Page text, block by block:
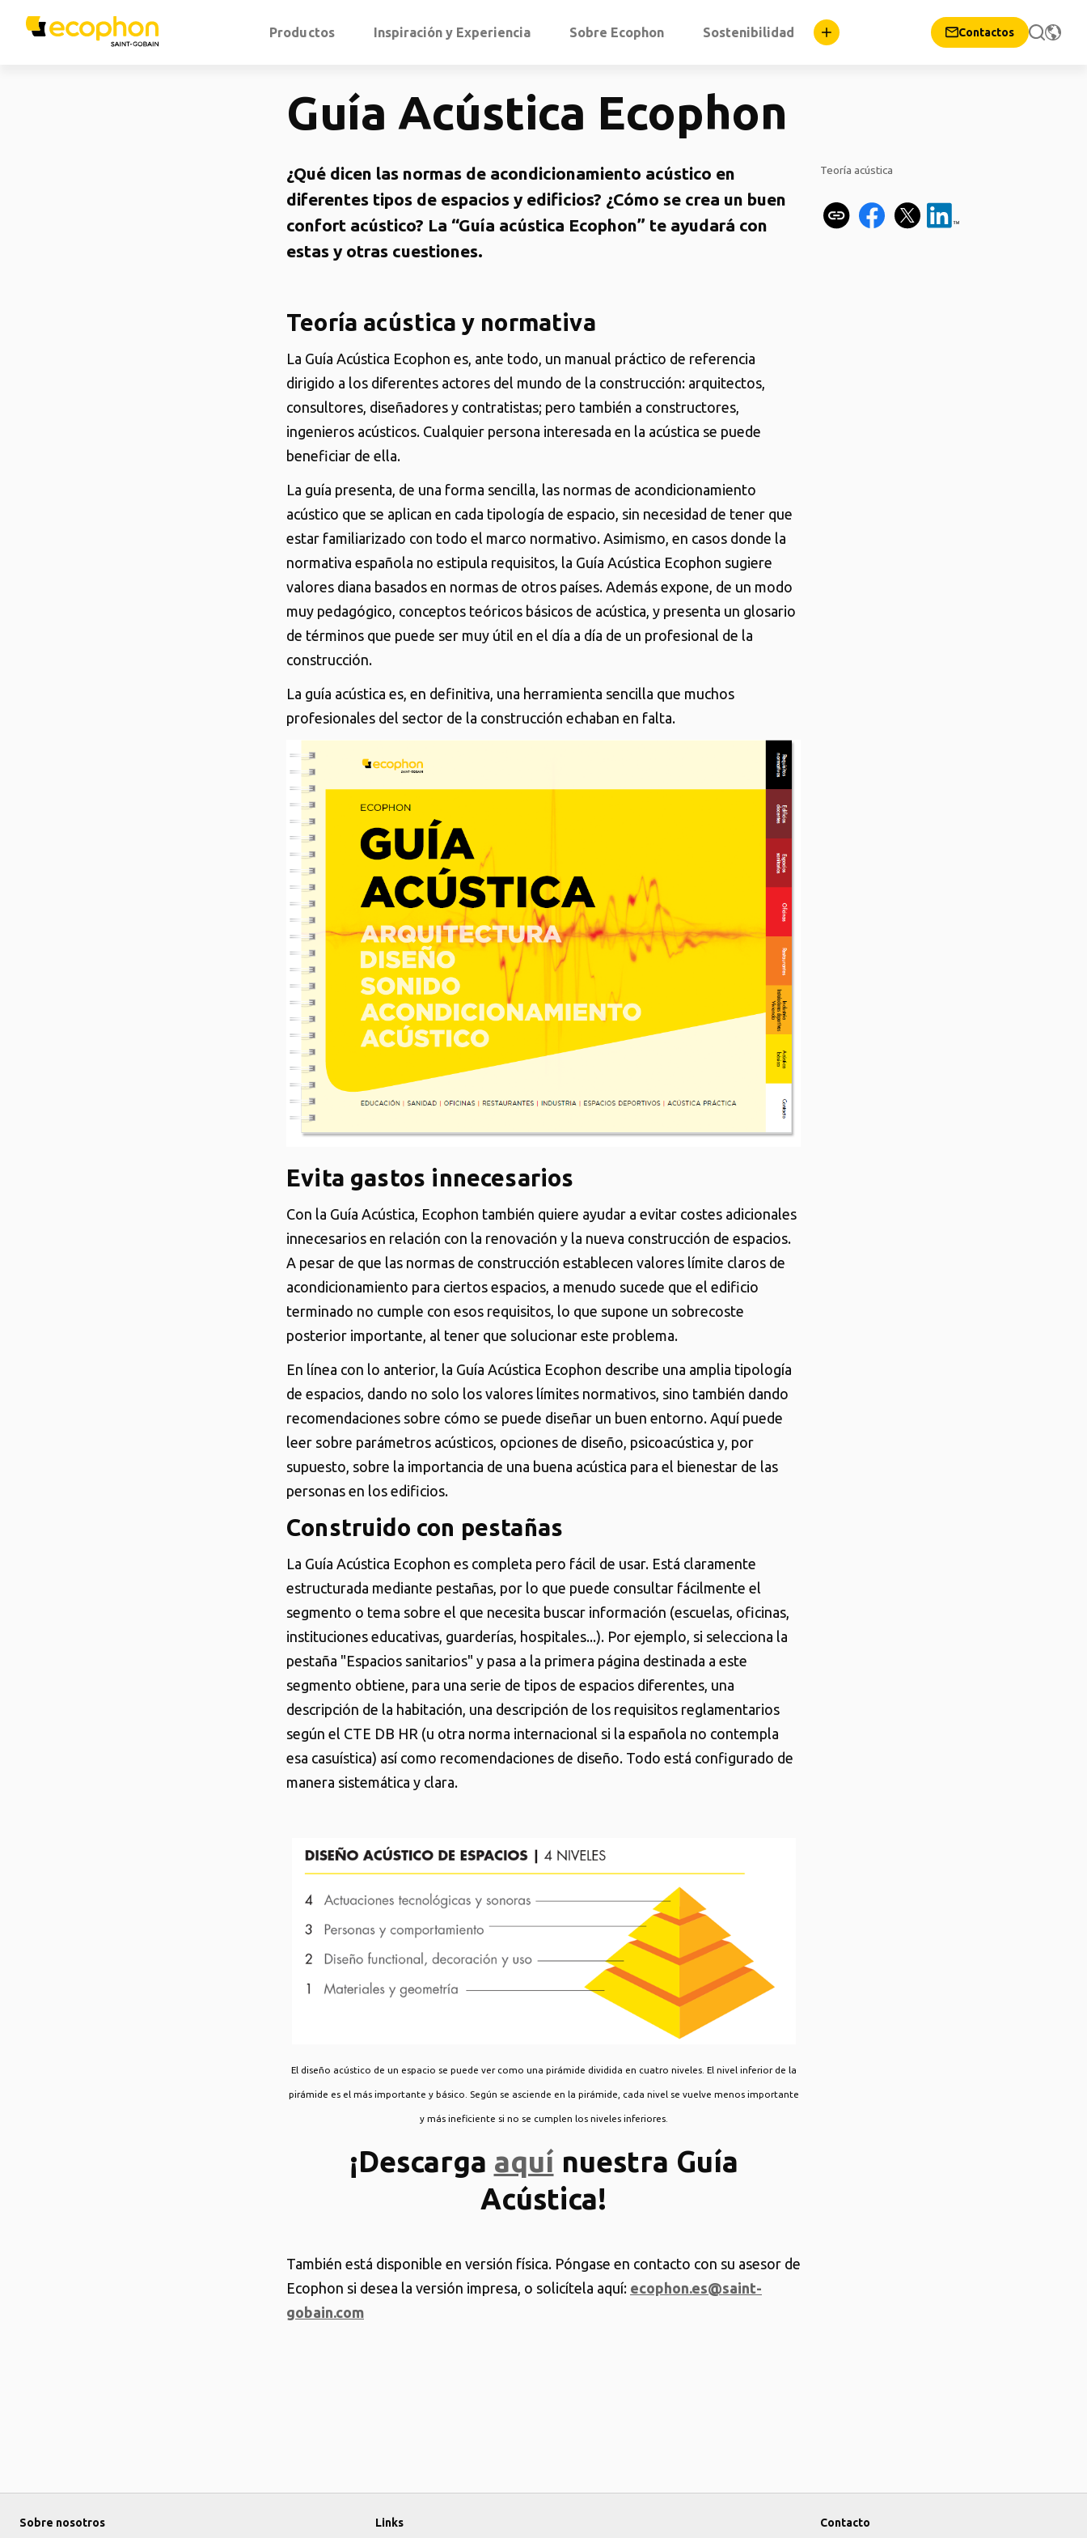
Productos Inspiración y Experiencia Sobre Ecophon Sostenibilidad Contactos
Guía Acústica Ecophon
¿Qué dicen las normas de acondicionamiento acústico en
diferentes tipos de espacios y edificios? ¿Cómo se crea un buen
confort acústico? La “Guía acústica Ecophon” te ayudará con
estas y otras cuestiones.
Teoría acústica
Teoría acústica y normativa
La Guía Acústica Ecophon es, ante todo, un manual práctico de referencia
dirigido a los diferentes actores del mundo de la construcción: arquitectos,
consultores, diseñadores y contratistas; pero también a constructores,
ingenieros acústicos. Cualquier persona interesada en la acústica se puede
beneficiar de ella.
La guía presenta, de una forma sencilla, las normas de acondicionamiento
acústico que se aplican en cada tipología de espacio, sin necesidad de tener que
estar familiarizado con todo el marco normativo. Asimismo, en casos donde la
normativa española no estipula requisitos, la Guía Acústica Ecophon sugiere
valores diana basados en normas de otros países. Además expone, de un modo
muy pedagógico, conceptos teóricos básicos de acústica, y presenta un glosario
de términos que puede ser muy útil en el día a día de un profesional de la
construcción.
La guía acústica es, en definitiva, una herramienta sencilla que muchos
profesionales del sector de la construcción echaban en falta.
Evita gastos innecesarios
Con la Guía Acústica, Ecophon también quiere ayudar a evitar costes adicionales
innecesarios en relación con la renovación y la nueva construcción de espacios.
A pesar de que las normas de construcción establecen valores límite claros de
acondicionamiento para ciertos espacios, a menudo sucede que el edificio
terminado no cumple con esos requisitos, lo que supone un sobrecoste
posterior importante, al tener que solucionar este problema.
En línea con lo anterior, la Guía Acústica Ecophon describe una amplia tipología
de espacios, dando no solo los valores límites normativos, sino también dando
recomendaciones sobre cómo se puede diseñar un buen entorno. Aquí puede
leer sobre parámetros acústicos, opciones de diseño, psicoacústica y, por
supuesto, sobre la importancia de una buena acústica para el bienestar de las
personas en los edificios.
Construido con pestañas
La Guía Acústica Ecophon es completa pero fácil de usar. Está claramente
estructurada mediante pestañas, por lo que puede consultar fácilmente el
segmento o tema sobre el que necesita buscar información (escuelas, oficinas,
instituciones educativas, guarderías, hospitales...). Por ejemplo, si selecciona la
pestaña "Espacios sanitarios" y pasa a la primera página destinada a este
segmento obtiene, para una serie de tipos de espacios diferentes, una
descripción de la habitación, una descripción de los requisitos reglamentarios
según el CTE DB HR (u otra norma internacional si la española no contempla
esa casuística) así como recomendaciones de diseño. Todo está configurado de
manera sistemática y clara.
El diseño acústico de un espacio se puede ver como una pirámide dividida en cuatro niveles. El nivel inferior de la
pirámide es el más importante y básico. Según se asciende en la pirámide, cada nivel se vuelve menos importante
y más ineficiente si no se cumplen los niveles inferiores.
¡Descarga aquí nuestra Guía
Acústica!
También está disponible en versión física. Póngase en contacto con su asesor de
Ecophon si desea la versión impresa, o solicítela aquí: ecophon.es@saint-
gobain.com
Sobre nosotros Links Contacto